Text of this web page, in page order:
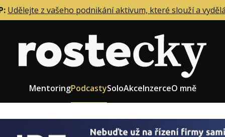
Udělejte z vašeho podnikání aktivum, které slouží a
MentoringPodcastySoloAkceInzerceO mně